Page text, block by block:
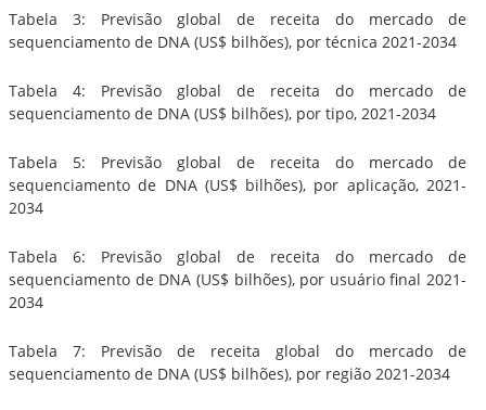
Tabela 3: Previsão global de receita do mercado de
sequenciamento de DNA (US$ bilhões), por técnica 2021-2034
Tabela 4: Previsão global de receita do mercado de
sequenciamento de DNA (US$ bilhões), por tipo, 2021-2034
Tabela 5: Previsão global de receita do mercado de
sequenciamento de DNA (US$ bilhões), por aplicação, 2021-
2034
Tabela 6: Previsão global de receita do mercado de
sequenciamento de DNA (US$ bilhões), por usuário final 2021-
2034
Tabela 7: Previsão de receita global do mercado de
sequenciamento de DNA (US$ bilhões), por região 2021-2034